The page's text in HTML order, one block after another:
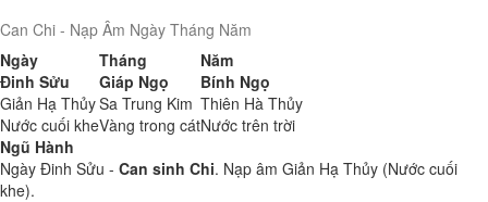
Can Chi - Nạp Âm Ngày Tháng Năm
Ngày
Tháng
Năm
Đinh Sửu
Giáp Ngọ
Bính Ngọ
Giản Hạ ThủySa Trung Kim Thiên Hà Thủy
Nước cuối kheVàng trong cátNước trên trời
Ngũ Hành
Ngày Đinh Sửu - Can sinh Chi. Nạp âm Giản Hạ Thủy (Nước cuối
khe).